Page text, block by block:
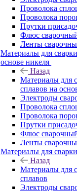
Проволока
Проволока
Прутки
Флюс
Ленты
Материалы для
основе никеля
Назад
Материалы для
сплавов на
Электроды
Проволока
Проволока
Прутки
Флюс
Ленты
Материалы для
Назад
Материалы для
сплавов
Электроды